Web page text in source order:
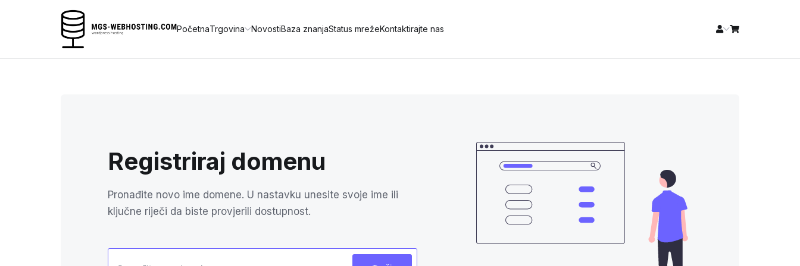
PočetnaTrgovina NovostiBaza znanjaStatus mrežeKontaktirajte nas
Registriraj domenu
Pronađite novo ime domene. U nastavku unesite svoje ime ili
ključne riječi da biste provjerili dostupnost.